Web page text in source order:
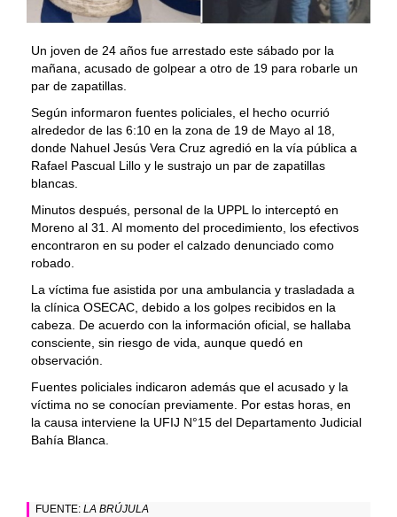
Un joven de 24 años fue arrestado este sábado por la
mañana, acusado de golpear a otro de 19 para robarle un
par de zapatillas.
Según informaron fuentes policiales, el hecho ocurrió
alrededor de las 6:10 en la zona de 19 de Mayo al 18,
donde Nahuel Jesús Vera Cruz agredió en la vía pública a
Rafael Pascual Lillo y le sustrajo un par de zapatillas
blancas.
Minutos después, personal de la UPPL lo interceptó en
Moreno al 31. Al momento del procedimiento, los efectivos
encontraron en su poder el calzado denunciado como
robado.
La víctima fue asistida por una ambulancia y trasladada a
la clínica OSECAC, debido a los golpes recibidos en la
cabeza. De acuerdo con la información oficial, se hallaba
consciente, sin riesgo de vida, aunque quedó en
observación.
Fuentes policiales indicaron además que el acusado y la
víctima no se conocían previamente. Por estas horas, en
la causa interviene la UFIJ N°15 del Departamento Judicial
Bahía Blanca.
FUENTE: LA BRÚJULA